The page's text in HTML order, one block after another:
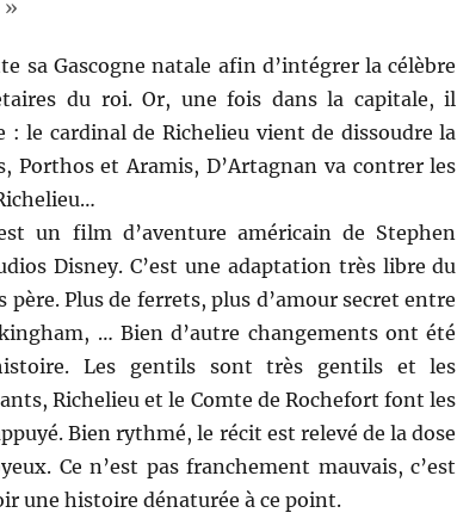
sa Gascogne natale afin d’intégrer la célèbre
du roi. Or, une fois dans la capitale, il
le cardinal de Richelieu vient de dissoudre la
Porthos et Aramis, D’Artagnan va contrer les
un film d’aventure américain de Stephen
Disney. C’est une adaptation très libre du
père. Plus de ferrets, plus d’amour secret entre
… Bien d’autre changements ont été
Les gentils sont très gentils et les
Richelieu et le Comte de Rochefort font les
Bien rythmé, le récit est relevé de la dose
Ce n’est pas franchement mauvais, c’est
une histoire dénaturée à ce point.